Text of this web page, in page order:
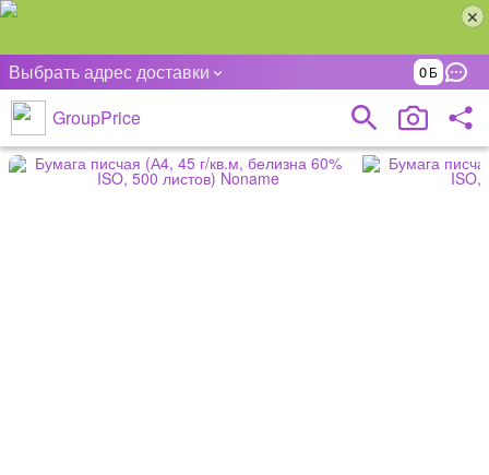
Выбрать адрес доставки 0
GroupPrice